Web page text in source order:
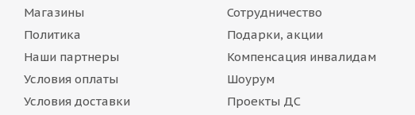
Магазины
Политика
Наши партнеры
Условия оплаты
Условия доставки
Сотрудничество
Подарки, акции
Компенсация инвалидам
Шоурум
Проекты ДС